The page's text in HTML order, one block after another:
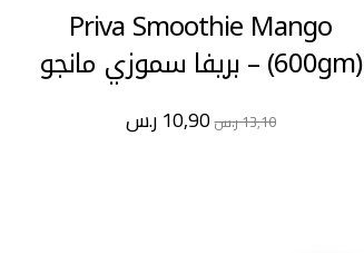
Priva Smoothie Mango
(600gm) – بريفا سموزي مانجو
13,10ر.س 10,90ر.س